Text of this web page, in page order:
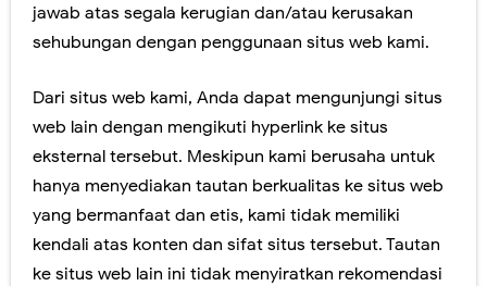
6 Tips Berpuasa di Bulan Ramadan Agar Tetap Produktif, Tertarik Mencoba?
4 Top Brand Body Care Perawatan Tubuh yang Bikin Kulit Putih, Sehat, Cerah, dan Terawat
Selamat Datang 2024 Semoga Bisa Produktif
jawab atas segala kerugian dan/atau kerusakan
sehubungan dengan penggunaan situs web kami.
Dari situs web kami, Anda dapat mengunjungi situs
web lain dengan mengikuti hyperlink ke situs
eksternal tersebut. Meskipun kami berusaha untuk
hanya menyediakan tautan berkualitas ke situs web
yang bermanfaat dan etis, kami tidak memiliki
kendali atas konten dan sifat situs tersebut. Tautan
ke situs web lain ini tidak menyiratkan rekomendasi